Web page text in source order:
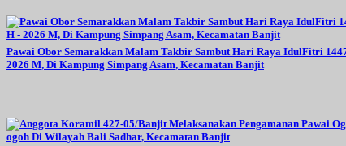
Pawai Obor Semarakkan Malam Takbir Sambut Hari Raya IdulFitri
2026 M, Di Kampung Simpang Asam, Kecamatan Banjit